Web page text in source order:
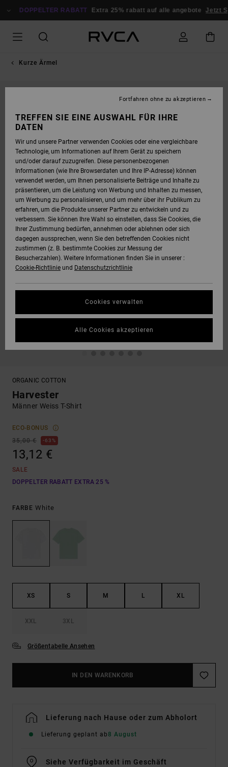
ZUR
DOPPELTER RABATT Extra 25% rabatt auf alle angebote Jetzt
Kurze Ärmel
ORGANIC COTTON
Harvester
Männer Weiss T-Shirt
ECO-BONUS
35,00 €
63%
13,12 €
SALE
DOPPELTER RABATT EXTRA 25 %
FARBE White
XS S M L XL
XXL 3XL
Größentabelle Ansehen
IN DEN WARENKORB
Lieferung nach Hause oder zum Abholort
Lieferung geplant ab8 August
Siehe Verfügbarkeit im Geschäft
TREFFEN SIE EINE AUSWAHL FÜR IHRE
DATEN
Wir und unsere Partner verwenden Cookies oder eine vergleichbare
Technologie, um Informationen auf Ihrem Gerät zu speichern
und/oder darauf zuzugreifen. Diese personenbezogenen
Informationen (wie Ihre Browserdaten und Ihre IP-Adresse) können
verwendet werden, um Ihnen personalisierte Beiträge und Inhalte zu
präsentieren, um die Leistung von Werbung und Inhalten zu messen,
um Werbung zu personalisieren, und um mehr über ihr Publikum zu
erfahren, um die Produkte unserer Partner zu entwickeln und zu
verbessern. Sie können Ihre Wahl so einstellen, dass Sie Cookies, die
Ihrer Zustimmung bedürfen, annehmen oder ablehnen oder sich
dagegen aussprechen, wenn Sie den betreffenden Cookies nicht
zustimmen (z. B. bestimmte Cookies zur Messung der
Besucherzahlen). Weitere Informationen finden Sie in unserer :
Cookie-Richtlinie und Datenschutzrichtlinie
Cookies verwalten
Fortfahren ohne zu akzeptieren
Alle Cookies akzeptieren